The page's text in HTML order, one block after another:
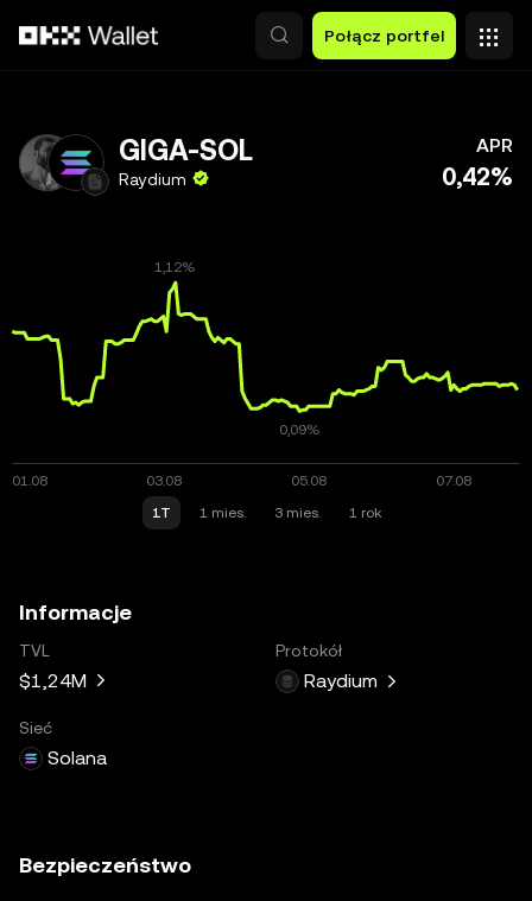
Połącz portfel
GIGA-SOL
Raydium
APR
0,42%
1T 1 mies. 3 mies. 1 rok
Informacje
TVL
$1,24M
Protokół
Raydium
Sieć
Solana
Bezpieczeństwo